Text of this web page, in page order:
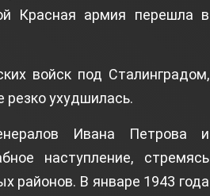
Красная армия перешла в
войск под Сталинградом,
резко ухудшилась.
Ивана Петрова и
наступление, стремясь
районов. В январе 1943 года